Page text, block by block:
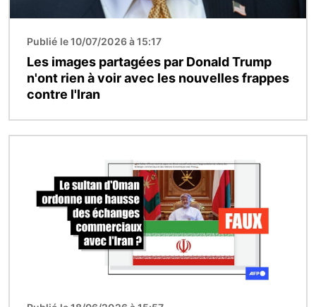
Publié le 10/07/2026 à 15:17
Les images partagées par Donald Trump
n'ont rien à voir avec les nouvelles frappes
contre l'Iran